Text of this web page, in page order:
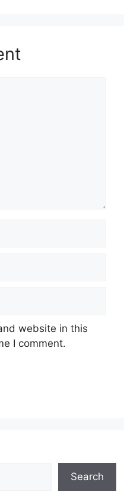
website in this
I comment.
Search